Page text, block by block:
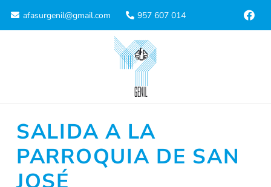
afasurgenil@gmail.com 957 607 014
SALIDA A LA
PARROQUIA DE SAN
JOSÉ